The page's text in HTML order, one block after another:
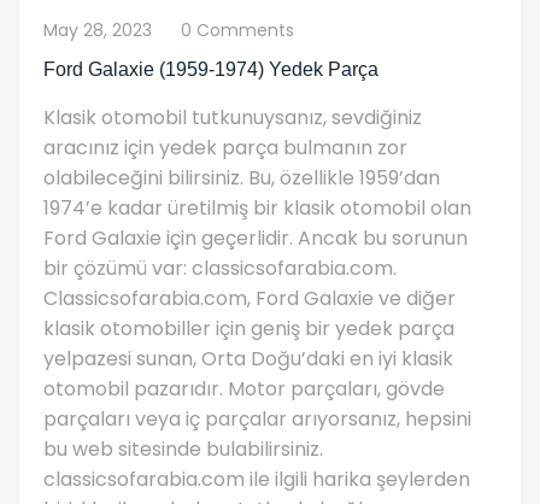
May 28, 2023 0 Comments
Ford Galaxie (1959-1974) Yedek Parça
Klasik otomobil tutkunuysanız, sevdiğiniz
aracınız için yedek parça bulmanın zor
olabileceğini bilirsiniz. Bu, özellikle 1959’dan
1974’e kadar üretilmiş bir klasik otomobil olan
Ford Galaxie için geçerlidir. Ancak bu sorunun
bir çözümü var: classicsofarabia.com.
Classicsofarabia.com, Ford Galaxie ve diğer
klasik otomobiller için geniş bir yedek parça
yelpazesi sunan, Orta Doğu’daki en iyi klasik
otomobil pazarıdır. Motor parçaları, gövde
parçaları veya iç parçalar arıyorsanız, hepsini
bu web sitesinde bulabilirsiniz.
classicsofarabia.com ile ilgili harika şeylerden